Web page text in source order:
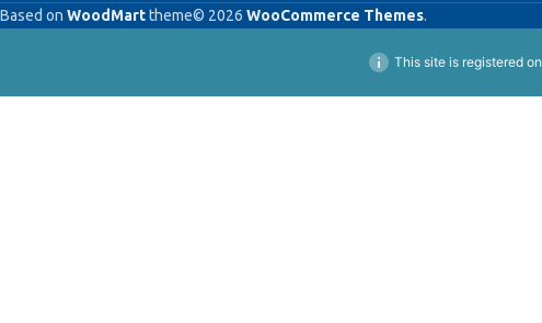
Based on WoodMarttheme© 2026 WooCommerce Themes.
This site is registered on